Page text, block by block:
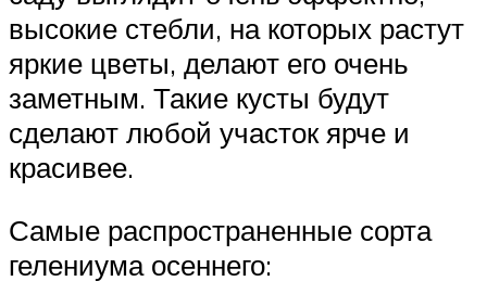
высокие стебли, на которых растут
яркие цветы, делают его очень
заметным. Такие кусты будут
сделают любой участок ярче и
красивее.
Самые распространенные сорта
гелениума осеннего: